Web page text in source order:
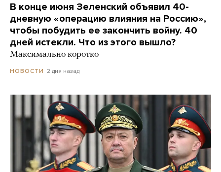
В конце июня Зеленский объявил 40-
дневную «операцию влияния на Россию»,
чтобы побудить ее закончить войну. 40
дней истекли. Что из этого вышло?
Максимально коротко
НОВОСТИ 2 дня назад